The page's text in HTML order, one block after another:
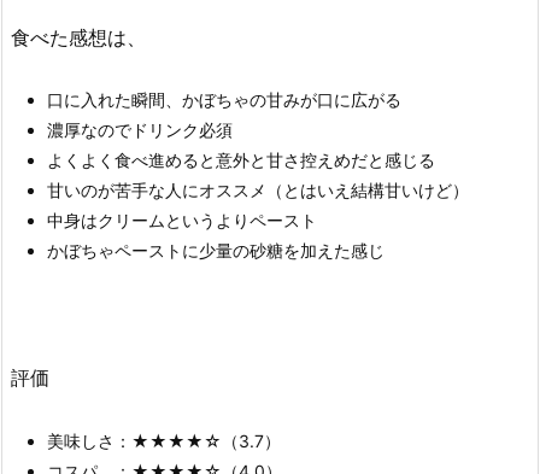
食べた感想は、
口に入れた瞬間、かぼちゃの甘みが口に広がる
濃厚なのでドリンク必須
よくよく食べ進めると意外と甘さ控えめだと感じる
甘いのが苦手な人にオススメ（とはいえ結構甘いけど）
中身はクリームというよりペースト
かぼちゃペーストに少量の砂糖を加えた感じ
評価
美味しさ：★★★★☆（3.7）